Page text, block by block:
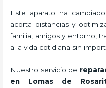
Este aparato ha
acorta distancias y
familia, amigos y entorno,
a la vida cotidiana sin
Nuestro servicio de
en Lomas de